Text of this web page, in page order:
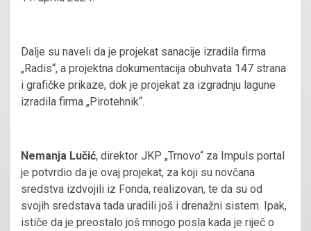
Dalje su naveli da je projekat sanacije izradila firma
„Radis“, a projektna dokumentacija obuhvata 147 strana
i grafičke prikaze, dok je projekat za izgradnju lagune
izradila firma „Pirotehnik“.
Nemanja Lučić, direktor JKP „Trnovo“ za Impuls portal
je potvrdio da je ovaj projekat, za koji su novčana
sredstva izdvojili iz Fonda, realizovan, te da su od
svojih sredstava tada uradili još i drenažni sistem. Ipak,
ističe da je preostalo još mnogo posla kada je riječ o